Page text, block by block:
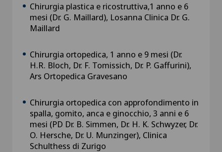
Chirurgia plastica e ricostruttiva,1 anno e 6
mesi (Dr. G. Maillard), Losanna Clinica Dr. G.
Maillard
Chirurgia ortopedica, 1 anno e 9 mesi (Dr.
H.R. Bloch, Dr. F. Tomissich, Dr. P. Gaffurini),
Ars Ortopedica Gravesano
Chirurgia ortopedica con approfondimento in
spalla, gomito, anca e ginocchio, 3 anni e 6
mesi (PD Dr. B. Simmen, Dr. H. K. Schwyzer, Dr.
O. Hersche, Dr. U. Munzinger), Clinica
Schulthess di Zurigo